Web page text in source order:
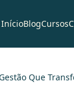
InícioBlogCursos
Que